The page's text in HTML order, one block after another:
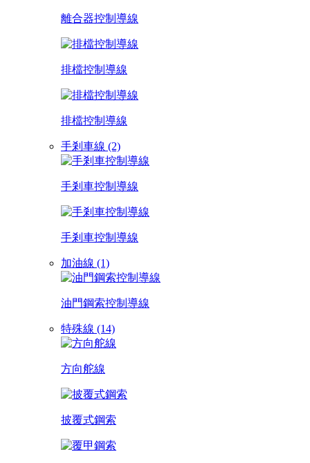
離合器控制導線
排檔控制導線
排檔控制導線
手剎車線 (2)
手剎車控制導線
手剎車控制導線
加油線 (1)
油門鋼索控制導線
特殊線 (14)
方向舵線
披覆式鋼索